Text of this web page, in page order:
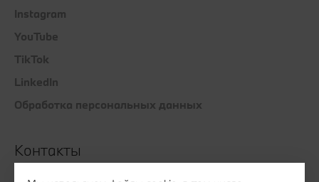
Instagram
YouTube
TikTok
LinkedIn
Обработка персональных данных
Контакты